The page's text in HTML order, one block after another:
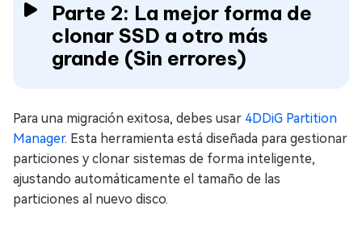
Parte 2: La mejor forma de
clonar SSD a otro más
grande (Sin errores)
Para una migración exitosa, debes usar 4DDiG Partition
Manager. Esta herramienta está diseñada para gestionar
particiones y clonar sistemas de forma inteligente,
ajustando automáticamente el tamaño de las
particiones al nuevo disco.